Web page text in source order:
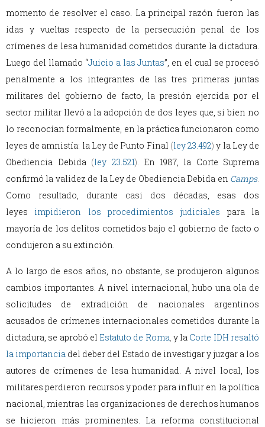
momento de resolver el caso. La principal razón fueron las
idas y vueltas respecto de la persecución penal de los
crímenes de lesa humanidad cometidos durante la dictadura.
Luego del llamado “Juicio a las Juntas”, en el cual se procesó
penalmente a los integrantes de las tres primeras juntas
militares del gobierno de facto, la presión ejercida por el
sector militar llevó a la adopción de dos leyes que, si bien no
lo reconocían formalmente, en la práctica funcionaron como
leyes de amnistía: la Ley de Punto Final (ley 23.492)y la Ley de
Obediencia Debida(ley 23.521). En 1987, la Corte Suprema
confirmó la validez de la Ley de Obediencia Debida en Camps.
Como resultado, durante casi dos décadas, esas dos
leyes
impidieron los procedimientos judiciales
para la
mayoría de los delitos cometidos bajo el gobierno de facto o
condujeron a su extinción.
A lo largo de esos años, no obstante, se produjeron algunos
cambios importantes. A nivel internacional, hubo una ola de
solicitudes de extradición de nacionales argentinos
acusados ​​de crímenes internacionales cometidos durante la
dictadura, se aprobó el Estatuto de Roma, y la Corte IDH resaltó
la importancia del deber del Estado de investigar y juzgar a los
autores de crímenes de lesa humanidad. A nivel local, los
militares perdieron recursos y poder para influir en la política
nacional, mientras las organizaciones de derechos humanos
se hicieron más prominentes. La reforma constitucional